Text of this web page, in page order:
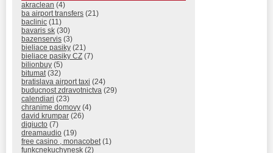
akraclean (4)
ba airport transfers (21)
baclinic (11)
bavaris sk (30)
bazenservis (3)
bieliace pasiky (21)
bieliace pasiky CZ (7)
bilionbuy (5)
bitumat(32)
bratislava airport taxi (24)
buducnost zdravotnictva (29)
calendiari (23)
chranime domovy (4)
david krumpar (26)
digiucto (7)
dreamaudio (19)
free casino , monacobet(1)
funkcnekuchynesk (2)